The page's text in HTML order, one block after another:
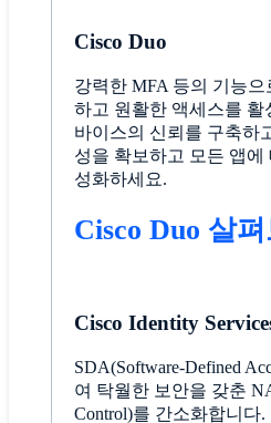
Cisco Duo
강력한 MFA 등의 기능
하고 원활한 액세스를 활
바이스의 신뢰를 구축하
성을 확보하고 모든 앱
성화하세요.
Cisco Duo 살펴
Cisco Identity
SDA(Software-Defined
여 탁월한 보안을 갖춘
Control)를 간소화합니다.